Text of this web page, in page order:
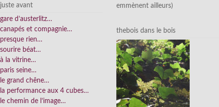
juste avant
gare d’austerlitz…
canapés et compagnie…
presque rien…
sourire béat…
à la vitrine…
paris seine…
le grand chêne…
la performance aux 4 cubes…
le chemin de l’image…
emmènent ailleurs)
thebois dans le bois